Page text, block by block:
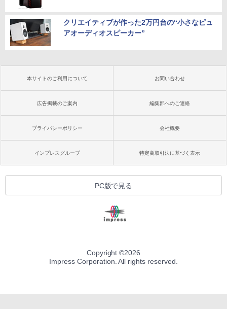
クリエイティブが作った2万円台の“小さなピュ
アオーディオスピーカー”
本サイトのご利用について お問い合わせ
広告掲載のご案内 編集部へのご連絡
プライバシーポリシー 会社概要
インプレスグループ 特定商取引法に基づく表示
PC版で見る
Copyright ©2026
Impress Corporation. All rights reserved.